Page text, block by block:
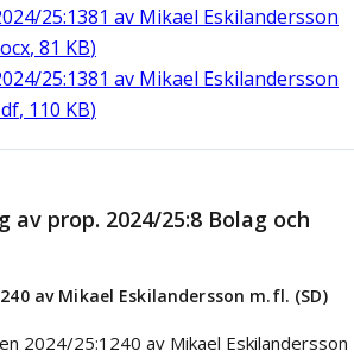
25:1381 av Mikael Eskilandersson
, 81 KB)
25:1381 av Mikael Eskilandersson
, 110 KB)
av prop. 2024/25:8 Bolag och
av Mikael Eskilandersson m.fl. (SD)
2024/25:1240 av Mikael Eskilandersson